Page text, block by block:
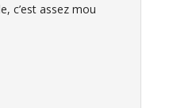
c’est assez mou